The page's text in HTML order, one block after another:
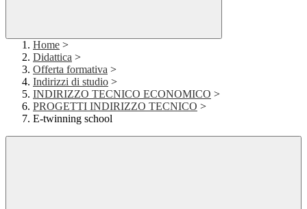
Home >
Didattica >
Offerta formativa >
Indirizzi di studio >
INDIRIZZO TECNICO ECONOMICO >
PROGETTI INDIRIZZO TECNICO >
E-twinning school